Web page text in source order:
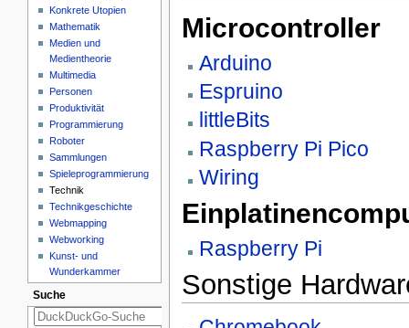
Microcontroller
Arduino
Espruino
littleBits
Raspberry Pi Pico
Wiring
Raspberry Pi
Sonstige
Konkrete Utopien
Mathematik
Medien und
Medientheorie
Multimedia
Personen
Produktivität
Programmierung
Roboter
Sammlungen
Spieleprogrammierung
Technik
Technikgeschichte
Webmapping
Webworking
Kunst- und
Wunderkammer
Suche